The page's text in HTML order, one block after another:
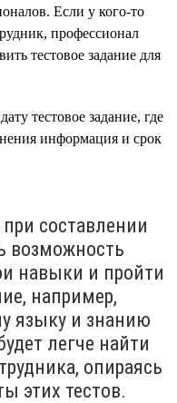
Если у кого-то
профессионал
тестовое задание для
тестовое задание, где
информация и срок
составлении
возможность
навыки и пройти
например,
языку и знанию
легче найти
опираясь
этих тестов.